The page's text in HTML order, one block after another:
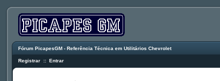
Fórum PicapesGM - Referência Técnica em Utilitários Chevrolet
Registrar :: Entrar